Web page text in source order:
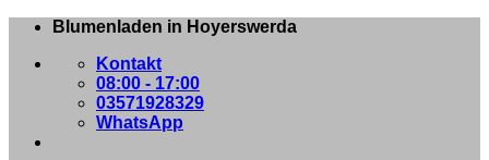
Zum
springen
Blumenladen in Hoyerswerda
Kontakt
08:00 - 17:00
03571928329
WhatsApp